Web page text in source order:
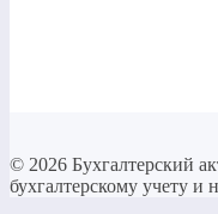
© 2026 Бухгалтерский
бухгалтерскому учету